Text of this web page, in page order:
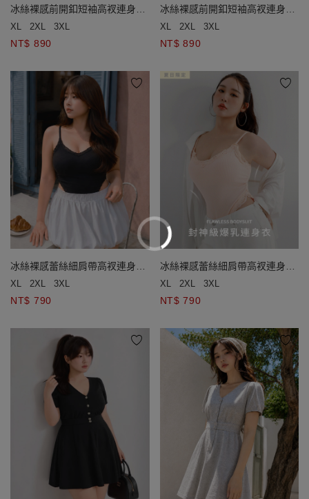
冰絲裸感前開釦短袖高衩連身衣
(附胸墊)
XL 2XL 3XL
NT$ 890
冰絲裸感前開釦短袖高衩連身衣
(附胸墊)
XL 2XL 3XL
NT$ 890
冰絲裸感蕾絲細肩帶高衩連身衣
(附胸墊)
XL 2XL 3XL
NT$ 790
冰絲裸感蕾絲細肩帶高衩連身衣
(附胸墊)
XL 2XL 3XL
NT$ 790